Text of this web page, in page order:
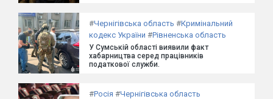
#Чернігівська область #Кримінальний
кодекс України #Рівненська область
У Сумській області виявили факт
хабарництва серед працівників
податкової служби.
#Росія #Чернігівська область